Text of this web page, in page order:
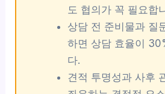
도 협의가 꼭 필요합
상담 전 준비물과 질
하면 상담 효율이
다.
견적 투명성과 사후